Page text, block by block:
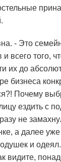
- Это
всего того,
их до
бизнеса
Почему
ездить с
не
а далее уже
и
видите,